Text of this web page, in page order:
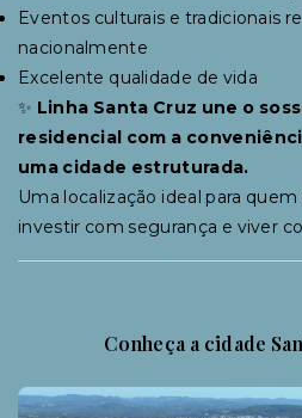
Eventos culturais e tradicionais
nacionalmente
Excelente qualidade de vida
✨ Linha Santa Cruz une o
residencial com a
uma cidade estruturada.
Uma localização ideal para
investir com segurança e viver
Conheça a cidade